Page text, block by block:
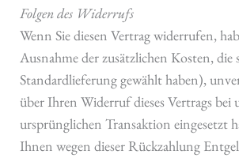
Folgen des Widerrufs
Wenn Sie diesen Vertrag widerrufen,
Ausnahme der zusätzlichen Kosten, die
Standardlieferung gewählt haben),
über Ihren Widerruf dieses Vertrags bei
ursprünglichen Transaktion eingesetzt
Ihnen wegen dieser Rückzahlung